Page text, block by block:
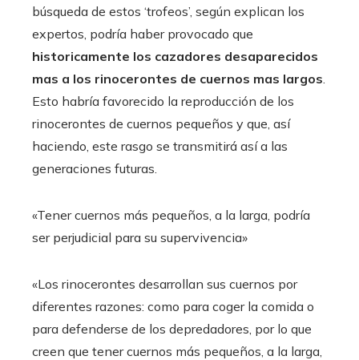
búsqueda de estos ‘trofeos’, según explican los
expertos, podría haber provocado que
historicamente los cazadores desaparecidos
mas a los rinocerontes de cuernos mas largos
Esto habría favorecido la reproducción de los
rinocerontes de cuernos pequeños y que, así
haciendo, este rasgo se transmitirá así a las
generaciones futuras.
«Tener cuernos más pequeños, a la larga, podría
ser perjudicial para su supervivencia»
«Los rinocerontes desarrollan sus cuernos por
diferentes razones: como para coger la comida o
para defenderse de los depredadores, por lo que
creen que tener cuernos más pequeños, a la larga,